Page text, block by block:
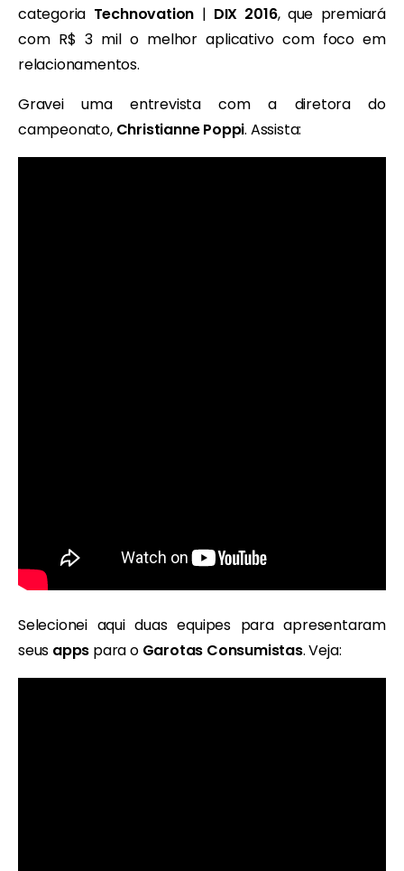
categoria Technovation | DIX 2016, que premiará
com R$ 3 mil o melhor aplicativo com foco em
relacionamentos.
Gravei uma entrevista com a diretora do
campeonato, Christianne Poppi. Assista:
Selecionei aqui duas equipes para apresentaram
seus apps para o Garotas Consumistas. Veja: